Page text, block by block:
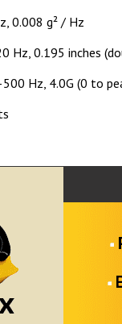
0.008 g² / Hz
Hz, 0.195 inches
Hz, 4.0G (0 to